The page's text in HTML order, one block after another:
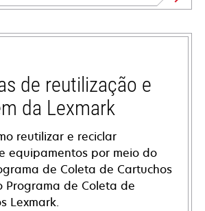
de reutilização e
da Lexmark
reutilizar e reciclar
equipamentos por meio do
de Coleta de Cartuchos
Programa de Coleta de
Lexmark.